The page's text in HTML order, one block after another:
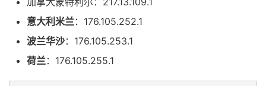
意大利米兰：176.105.252.1
波兰华沙：176.105.253.1
荷兰：176.105.255.1